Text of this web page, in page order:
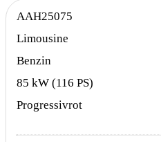
AAH25075
Limousine
Benzin
85 kW (116 PS)
Progressivrot